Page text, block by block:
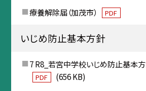
療養解除届（加茂市） PDF
いじめ防止基本方針
7 R8_若宮中学校いじめ防止基本方
PDF (656 KB)